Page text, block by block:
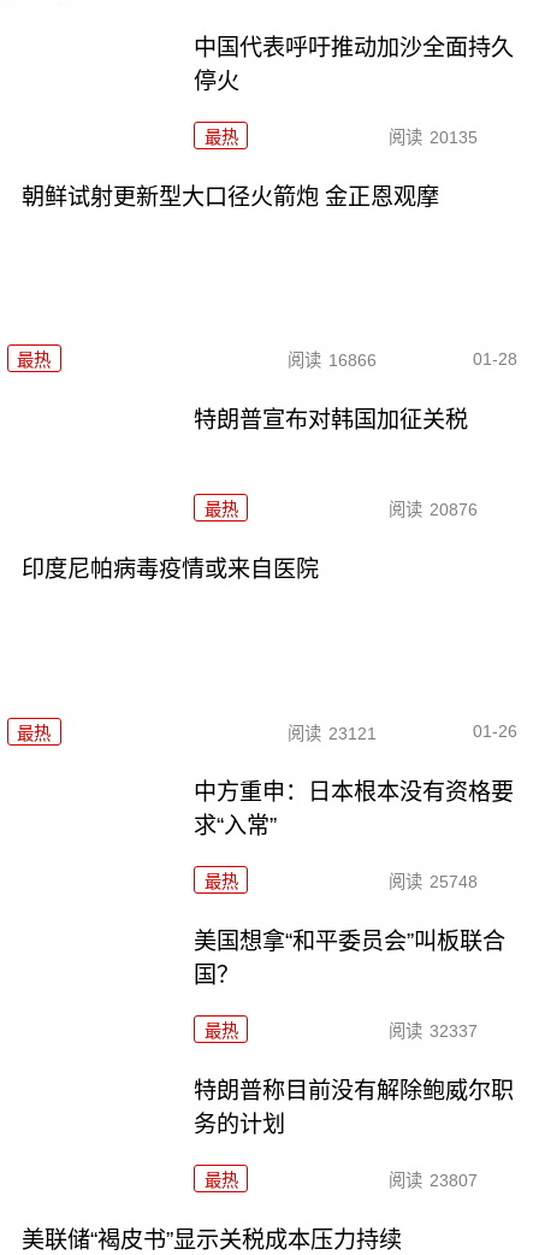
中国代表呼吁推动加沙全面持久
停火
最热 阅读 20135
朝鲜试射更新型大口径火箭炮 金正恩观摩
最热 阅读 16866 01-28
特朗普宣布对韩国加征关税
最热 阅读 20876
印度尼帕病毒疫情或来自医院
最热 阅读 23121 01-26
中方重申：日本根本没有资格要
求“入常”
最热 阅读 25748
美国想拿“和平委员会”叫板联合
国？
最热 阅读 32337
特朗普称目前没有解除鲍威尔职
务的计划
最热 阅读 23807
美联储“褐皮书”显示关税成本压力持续